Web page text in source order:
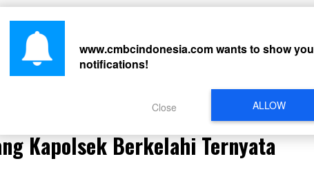
PERISTIWA
Kapolsek Berkelahi Ternyata Anak Polisi
Kapolsek Berkelahi Ternyata
www.cmbcindonesia.comwants to show you
notifications!
ALLOW
Close